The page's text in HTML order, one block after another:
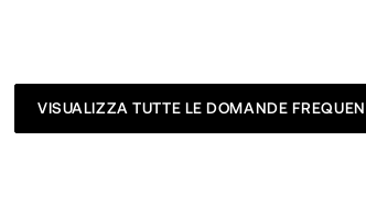
VISUALIZZA TUTTE LE DOMANDE